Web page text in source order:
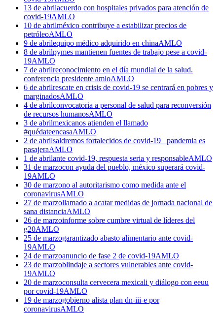
13 de abrilacuerdo con hospitales privados para atención de
covid-19AMLO
10 de abrilméxico contribuye a estabilizar precios de
petróleoAMLO
9 de abrilequipo médico adquirido en chinaAMLO
8 de abrilpymes mantienen fuentes de trabajo pese a covid-
19AMLO
7 de abrilreconocimiento en el día mundial de la salud.
conferencia presidente amloAMLO
6 de abrilrescate en crisis de covid-19 se centrará en pobres y
marginadosAMLO
4 de abrilconvocatoria a personal de salud para reconversión
de recursos humanosAMLO
3 de abrilmexicanos atienden el llamado
#quédateencasaAMLO
2 de abrilsaldremos fortalecidos de covid-19_ pandemia es
pasajeraAMLO
1 de abrilante covid-19, respuesta seria y responsableAMLO
31 de marzocon ayuda del pueblo, méxico superará covid-
19AMLO
30 de marzono al autoritarismo como medida ante el
coronavirusAMLO
27 de marzollamado a acatar medidas de jornada nacional de
sana distanciaAMLO
26 de marzoinforme sobre cumbre virtual de líderes del
g20AMLO
25 de marzogarantizado abasto alimentario ante covid-
19AMLO
24 de marzoanuncio de fase 2 de covid-19AMLO
23 de marzoblindaje a sectores vulnerables ante covid-
19AMLO
20 de marzoconsulta cervecera mexicali y diálogo con eeuu
por covid-19AMLO
19 de marzogobierno alista plan dn-iii-e por
coronavirusAMLO